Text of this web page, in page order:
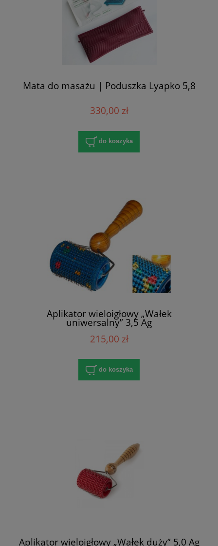
Mata do masażu | Poduszka Lyapko 5,8
330,00 zł
do koszyka
Aplikator wieloigłowy „Wałek
uniwersalny” 3,5 Ag
215,00 zł
do koszyka
Aplikator wieloigłowy „Wałek duży” 5,0 Ag